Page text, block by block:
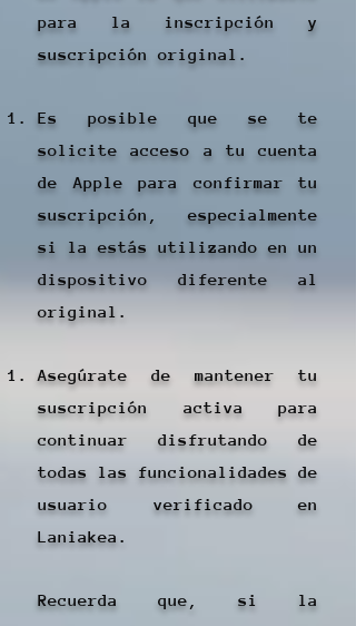
para la inscripción y
suscripción original.
Es posible que se te
solicite acceso a tu cuenta
de Apple para confirmar tu
suscripción, especialmente
si la estás utilizando en un
dispositivo diferente al
original.
Asegúrate de mantener tu
suscripción activa para
continuar disfrutando de
todas las funcionalidades de
usuario verificado en
Laniakea.
Recuerda que, si la